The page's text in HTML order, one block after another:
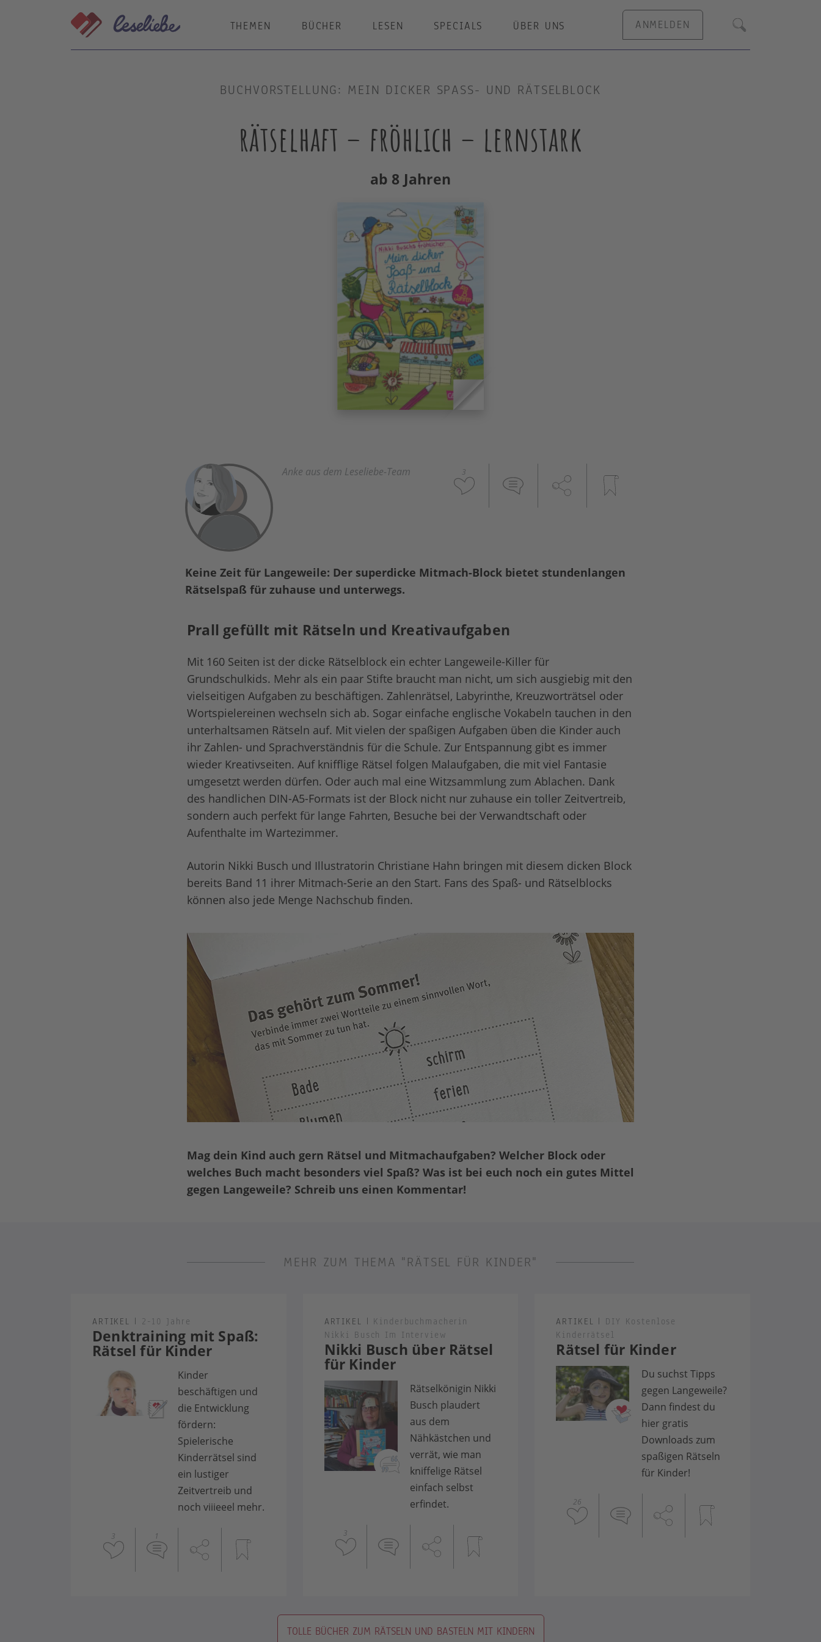
THEMEN BÜCHER LESEN SPECIALS ÜBER UNS ANMELDEN Suche
BUCHVORSTELLUNG: MEIN DICKER SPASS- UND RÄTSELBLOCK
rätselhaft – fröhlich – lernstark
ab 8 Jahren
Anke aus dem Leseliebe-Team 3
Keine Zeit für Langeweile: Der superdicke Mitmach-Block bietet stundenlangen
Rätselspaß für zuhause und unterwegs.
Prall gefüllt mit Rätseln und Kreativaufgaben
Mit 160 Seiten ist der dicke Rätselblock ein echter Langeweile-Killer für
Grundschulkids. Mehr als ein paar Stifte braucht man nicht, um sich ausgiebig mit den
vielseitigen Aufgaben zu beschäftigen. Zahlenrätsel, Labyrinthe, Kreuzworträtsel oder
Wortspielereinen wechseln sich ab. Sogar einfache englische Vokabeln tauchen in den
unterhaltsamen Rätseln auf. Mit vielen der spaßigen Aufgaben üben die Kinder auch
ihr Zahlen- und Sprachverständnis für die Schule. Zur Entspannung gibt es immer
wieder Kreativseiten. Auf knifflige Rätsel folgen Malaufgaben, die mit viel Fantasie
umgesetzt werden dürfen. Oder auch mal eine Witzsammlung zum Ablachen. Dank
des handlichen DIN-A5-Formats ist der Block nicht nur zuhause ein toller Zeitvertreib,
sondern auch perfekt für lange Fahrten, Besuche bei der Verwandtschaft oder
Aufenthalte im Wartezimmer.
Autorin Nikki Busch und Illustratorin Christiane Hahn bringen mit diesem dicken Block
bereits Band 11 ihrer Mitmach-Serie an den Start. Fans des Spaß- und Rätselblocks
können also jede Menge Nachschub finden.
Mag dein Kind auch gern Rätsel und Mitmachaufgaben? Welcher Block oder
welches Buch macht besonders viel Spaß? Was ist bei euch noch ein gutes Mittel
gegen Langeweile? Schreib uns einen Kommentar!
MEHR ZUM THEMA "RÄTSEL FÜR KINDER"
Denktraining mit Spaß:
Rätsel für Kinder
ARTIKEL | 2-10 Jahre
Kinder
beschäftigen und
die Entwicklung
fördern:
Spielerische
Kinderrätsel sind
ein lustiger
Zeitvertreib und
noch viiieeel mehr.
3 1
Nikki Busch über Rätsel
für Kinder
ARTIKEL | Kinderbuchmacherin
Nikki Busch Im Interview
Rätselkönigin Nikki
Busch plaudert
aus dem
Nähkästchen und
verrät, wie man
kniffelige Rätsel
einfach selbst
erfindet.
3
Rätsel für Kinder
ARTIKEL | DIY Kostenlose
Kinderrätsel
Du suchst Tipps
gegen Langeweile?
Dann findest du
hier gratis
Downloads zum
spaßigen Rätseln
für Kinder!
26
TOLLE BÜCHER ZUM RÄTSELN UND BASTELN MIT KINDERN